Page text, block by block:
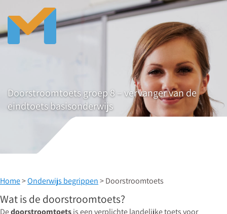
Doorstroomtoets groep 8 – vervanger van de
eindtoets basisonderwijs
Home>Onderwijs begrippen> Doorstroomtoets
Wat is de doorstroomtoets?
Dedoorstroomtoetsis een verplichte landelijke toets voor